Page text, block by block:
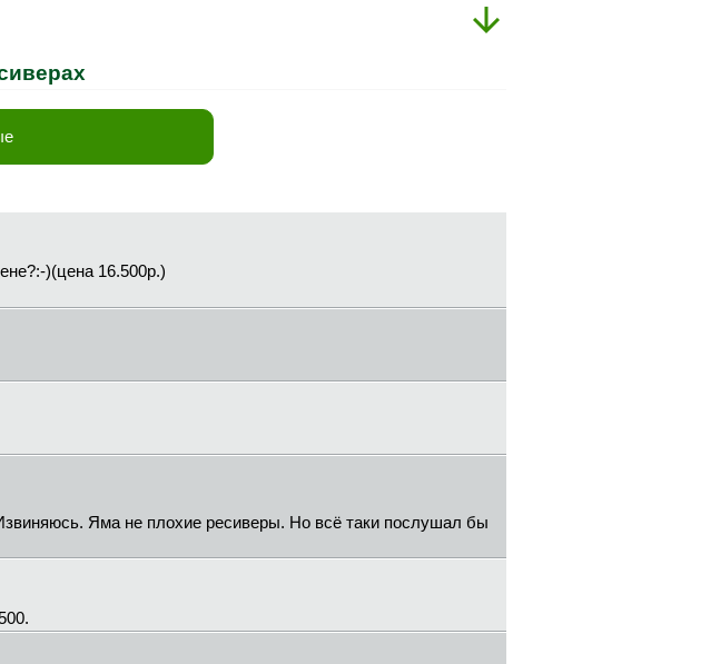
)(цена 16.500р.)
Яма не плохие ресиверы. Но всё таки послушал бы